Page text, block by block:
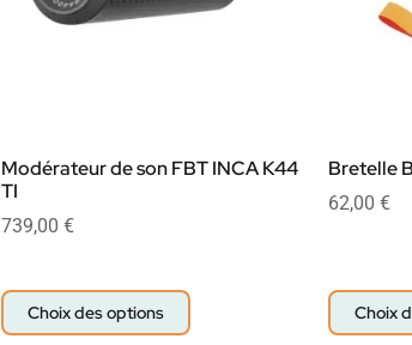
Modérateur de son FBT INCA K44
TI
739,00 €
Choix des options
Bretelle
62,00 €
Choix